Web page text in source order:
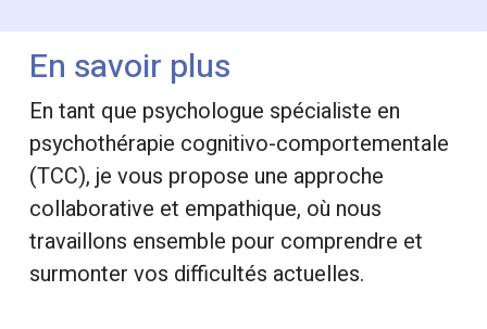
En savoir plus
En tant que psychologue spécialiste en
psychothérapie cognitivo-comportementale
(TCC), je vous propose une approche
collaborative et empathique, où nous
travaillons ensemble pour comprendre et
surmonter vos difficultés actuelles.